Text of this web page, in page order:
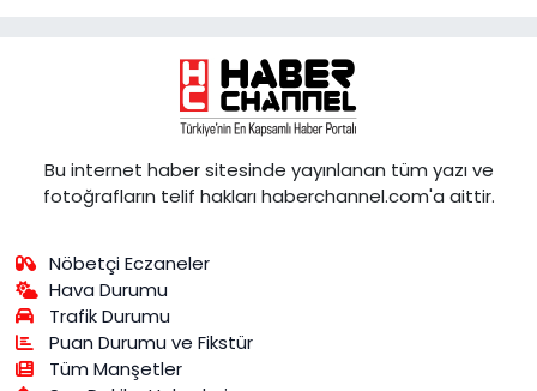
Bu internet haber sitesinde yayınlanan tüm yazı ve
fotoğrafların telif hakları haberchannel.com'a aittir.
Nöbetçi Eczaneler
Hava Durumu
Trafik Durumu
Puan Durumu ve Fikstür
Tüm Manşetler